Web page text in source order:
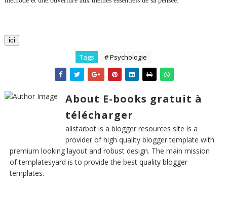
ici
Tags # Psychologie
About E-books gratuit à
télécharger
alistarbot is a blogger resources site is a
provider of high quality blogger template with
premium looking layout and robust design. The main mission
of templatesyard is to provide the best quality blogger
templates.